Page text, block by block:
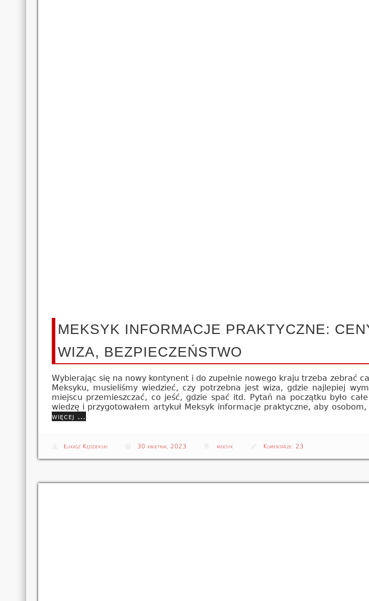
MEKSYK INFORMACJE PRAKTYCZNE:
WIZA, BEZPIECZEŃSTWO
Wybierając się na nowy kontynent i do zupełnie nowego kraju trzeba zebrać
Meksyku, musieliśmy wiedzieć, czy potrzebna jest wiza, gdzie najlepiej
miejscu przemieszczać, co jeść, gdzie spać itd. Pytań na początku było
wiedzę i przygotowałem artykuł Meksyk informacje praktyczne, aby
więcej …
Łukasz Kędzierski 30 kwietnia, 2023 meksyk Komentarze: 23